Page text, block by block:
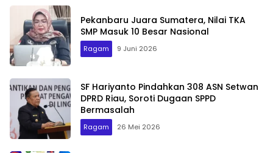
Pekanbaru Juara Sumatera, Nilai TKA
SMP Masuk 10 Besar Nasional
Ragam 9 Juni 2026
SF Hariyanto Pindahkan 308 ASN Setwan
DPRD Riau, Soroti Dugaan SPPD
Bermasalah
Ragam 26 Mei 2026